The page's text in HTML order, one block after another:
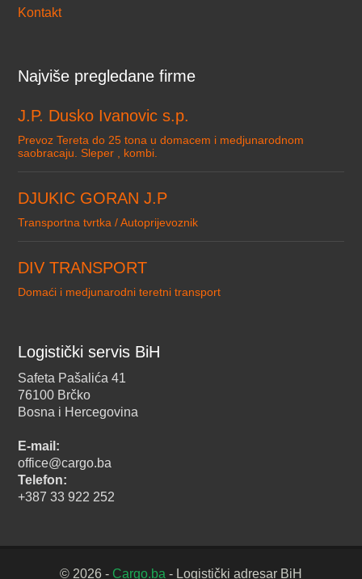
Kontakt
Najviše pregledane firme
J.P. Dusko Ivanovic s.p.
Prevoz Tereta do 25 tona u domacem i medjunarodnom
saobracaju. Sleper , kombi.
DJUKIC GORAN J.P
Transportna tvrtka / Autoprijevoznik
DIV TRANSPORT
Domaći i medjunarodni teretni transport
Logistički servis BiH
Safeta Pašalića 41
76100 Brčko
Bosna i Hercegovina
E-mail:
office@cargo.ba
Telefon:
+387 33 922 252
© 2026 - Cargo.ba - Logistički adresar BiH